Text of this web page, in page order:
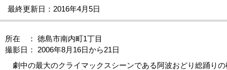
最終更新日：2016年4月5日
所在 ： 徳島市南内町1丁目
撮影日： 2006年8月16日から21日
劇中の最大のクライマックスシーンである阿波おどり総踊り